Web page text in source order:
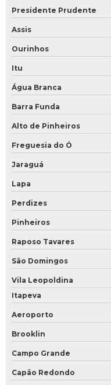
Presidente Prudente
Assis
Ourinhos
Itu
Água Branca
Barra Funda
Alto de Pinheiros
Freguesia do Ó
Jaraguá
Lapa
Perdizes
Pinheiros
Raposo Tavares
São Domingos
Vila Leopoldina
Itapeva
Aeroporto
Brooklin
Campo Grande
Capão Redondo